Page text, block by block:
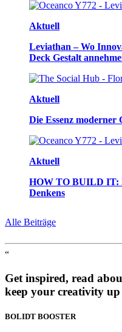
Aktuell
Leviathan – Wo
Deck Gestalt
Aktuell
Die Essenz moderner
Aktuell
HOW TO BUILD IT:
Denkens
Alle Beiträge
“
Get inspired, read
keep your creativity up
BOLIDT BOOSTER